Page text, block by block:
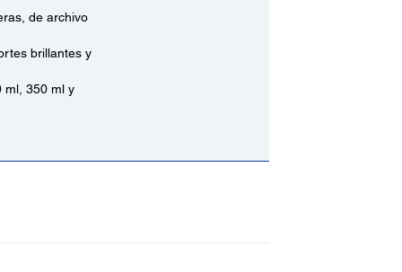
de archivo
brillantes y
ml, 350 ml y